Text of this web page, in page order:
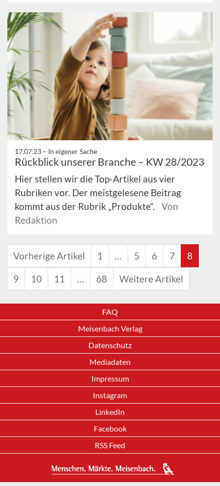
17.07.23 – In eigener Sache
Rückblick unserer Branche – KW 28/2023
Hier stellen wir die Top-Artikel aus vier
Rubriken vor. Der meistgelesene Beitrag
kommt aus der Rubrik „Produkte“.
Von
Redaktion
Vorherige Artikel 1 … 5 6 7 8
9 10 11 … 68 Weitere Artikel
FAQ
Meisenbach Verlag
Datenschutz
Mediadaten
Impressum
Instagram
LinkedIn
Facebook
RSS Feed